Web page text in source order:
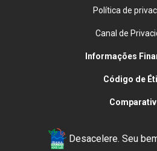
Política de
Canal de
Informações
Código de
Desacelere. Seu